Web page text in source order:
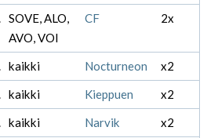
SOVE, ALO,
AVO, VOI
CF 2x
kaikki Nocturneon
x2
kaikki Kieppuen
x2
kaikki Narvik
x2